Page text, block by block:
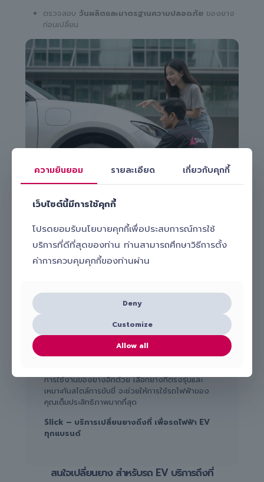
ตรวจสอบ วันผลิตและมาตรฐานความปลอดภัย ของยาง
ก่อนเปลี่ยน
บริการเปลี่ยนยางรถ EV ถึงที่
สำหรับเจ้าของรถ EV ที่ไม่สะดวกเข้าศูนย์บริการ ตอนนี้ Slick มี
มาตรฐาน ช่วยให้คุณประหยัดเวลา และมั่นใจได้ว่ายางใหม่เหมาะสม
กับรถ EV ของคุณอย่างแท้จริง
การเลือกยางที่เหมาะกับรถ EVไม่เพียงช่วยเพิ่ม
การใช้งานของยางอีกด้วย เลือกยางที่ตรงรุ่นและ
เหมาะกับสไตล์การขับขี่ จะช่วยให้การใช้รถไฟฟ้าของ
คุณเต็มประสิทธิภาพมากที่สุด
Slick – บริการเปลี่ยนยางถึงที่ เพื่อรถไฟฟ้า EV
ทุกแบรนด์
สนใจเปลี่ยนยาง สำหรับรถ EV บริการถึงที่
ความยินยอม รายละเอียด เกี่ยวกับคุกกี้
เว็บไซต์นี้มีการใช้คุกกี้
โปรดยอมรับนโยบายคุกกี้เพื่อประสบการณ์การใช้
บริการที่ดีที่สุดของท่าน ท่านสามารถศึกษาวิธีการตั้ง
ค่าการควบคุมคุกกี้ของท่านผ่าน
Deny
Customize
Allow all